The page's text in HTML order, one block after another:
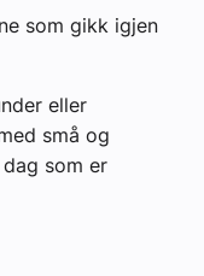
som gikk igjen
eller
små og
som er